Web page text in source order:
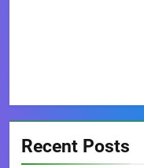
Recent Posts